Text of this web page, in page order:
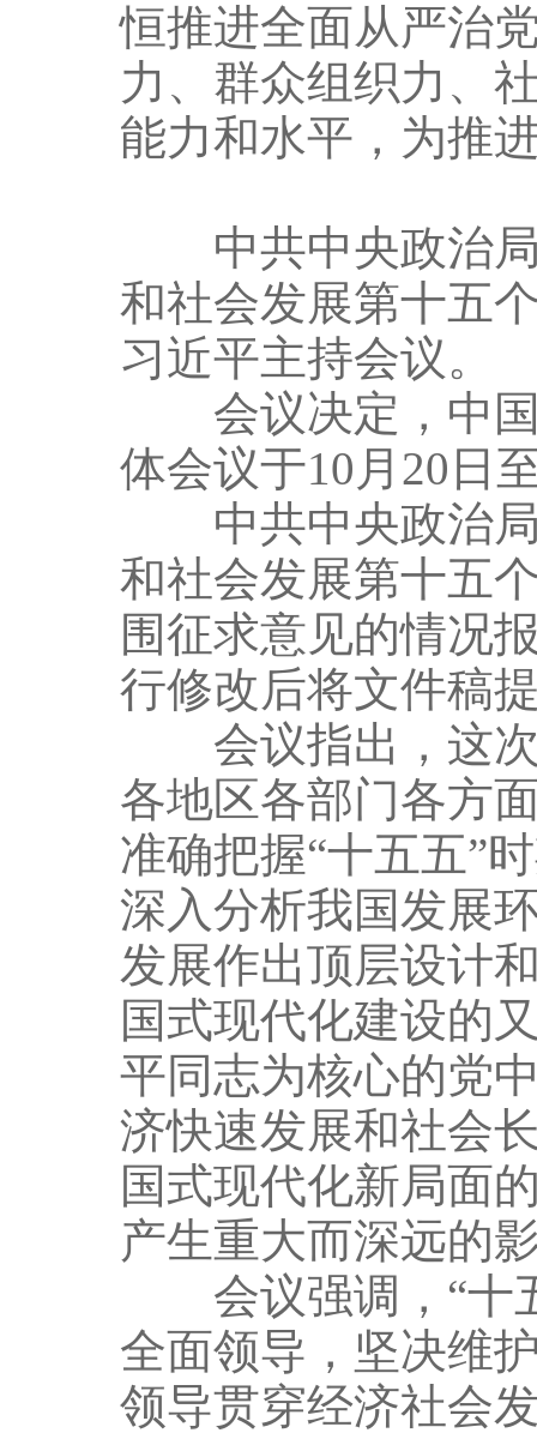
恒推进全面从严治
力、群众组织力、
能力和水平，为推
中共中央政治局9
和社会发展第十五
习近平主持会议。
会议决定，中国
体会议于10月20日
中共中央政治局
和社会发展第十五
围征求意见的情况
行修改后将文件稿
会议指出，这次
各地区各部门各方
准确把握“十五五”
深入分析我国发展
发展作出顶层设计
国式现代化建设的
平同志为核心的党
济快速发展和社会
国式现代化新局面
产生重大而深远的
会议强调，“十五
全面领导，坚决维
领导贯穿经济社会